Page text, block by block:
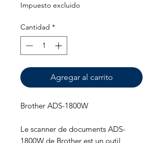
Impuesto excluido
Cantidad *
Agregar al carrito
Brother ADS-1800W
Le scanner de documents ADS-
1800W de Brother est un outil